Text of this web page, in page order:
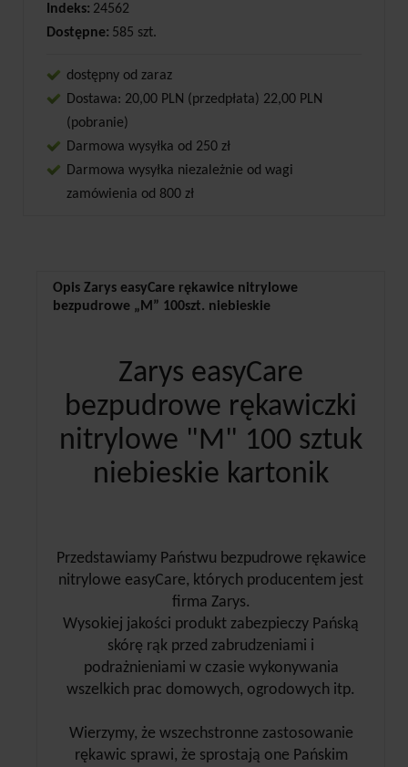
Indeks: 24562
Dostępne: 585 szt.
dostępny od zaraz
Dostawa: 20,00 PLN (przedpłata) 22,00 PLN
(pobranie)
Darmowa wysyłka od 250 zł
Darmowa wysyłka niezależnie od wagi
zamówienia od 800 zł
Opis Zarys easyCare rękawice nitrylowe
bezpudrowe „M” 100szt. niebieskie
Zarys easyCare
bezpudrowe rękawiczki
nitrylowe "M" 100 sztuk
niebieskie kartonik
Przedstawiamy Państwu bezpudrowe rękawice
nitrylowe easyCare, których producentem jest
firma Zarys.
Wysokiej jakości produkt zabezpieczy Pańską
skórę rąk przed zabrudzeniami i
podrażnieniami w czasie wykonywania
wszelkich prac domowych, ogrodowych itp.
Wierzymy, że wszechstronne zastosowanie
rękawic sprawi, że sprostają one Pańskim